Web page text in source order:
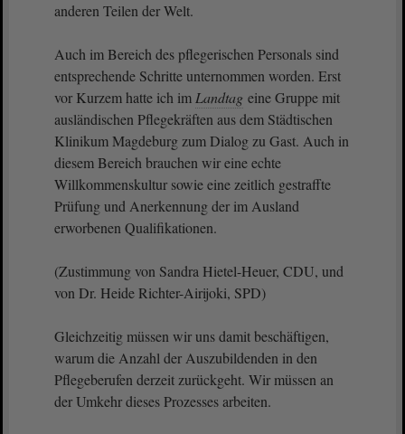
anderen Teilen der Welt.
Auch im Bereich des pflegerischen Personals sind
entsprechende Schritte unternommen worden. Erst
vor Kurzem hatte ich im Landtag eine Gruppe mit
ausländischen Pflegekräften aus dem Städtischen
Klinikum Magdeburg zum Dialog zu Gast. Auch in
diesem Bereich brauchen wir eine echte
Willkommenskultur sowie eine zeitlich gestraffte
Prüfung und Anerkennung der im Ausland
erworbenen Qualifikationen.
(Zustimmung von Sandra Hietel-Heuer, CDU, und
von Dr. Heide Richter-Airijoki, SPD)
Gleichzeitig müssen wir uns damit beschäftigen,
warum die Anzahl der Auszubildenden in den
Pflegeberufen derzeit zurückgeht. Wir müssen an
der Umkehr dieses Prozesses arbeiten.